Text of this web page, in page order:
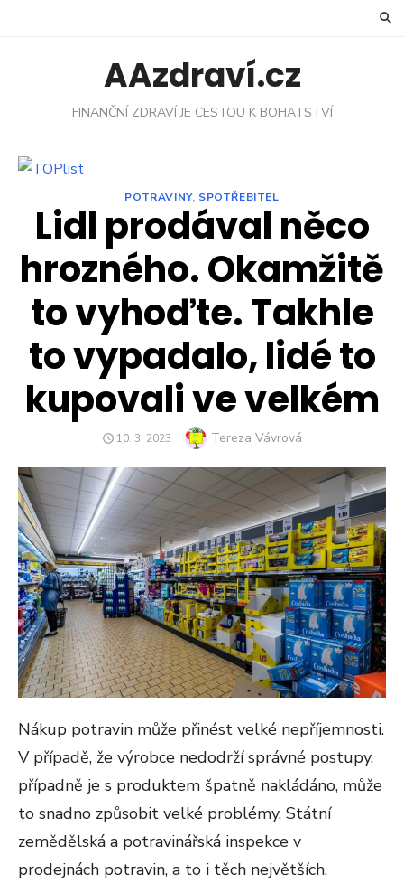
AAzdraví.cz
FINANČNÍ ZDRAVÍ JE CESTOU K BOHATSTVÍ
POTRAVINY, SPOTŘEBITEL
Lidl prodával něco
hrozného. Okamžitě
to vyhoďte. Takhle
to vypadalo, lidé to
kupovali ve velkém
POSTED
10. 3. 2023 Author
Tereza Vávrová
Nákup potravin může přinést velké nepříjemnosti.
V případě, že výrobce nedodrží správné postupy,
případně je s produktem špatně nakládáno, může
to snadno způsobit velké problémy. Státní
zemědělská a potravinářská inspekce v
prodejnách potravin, a to i těch největších,